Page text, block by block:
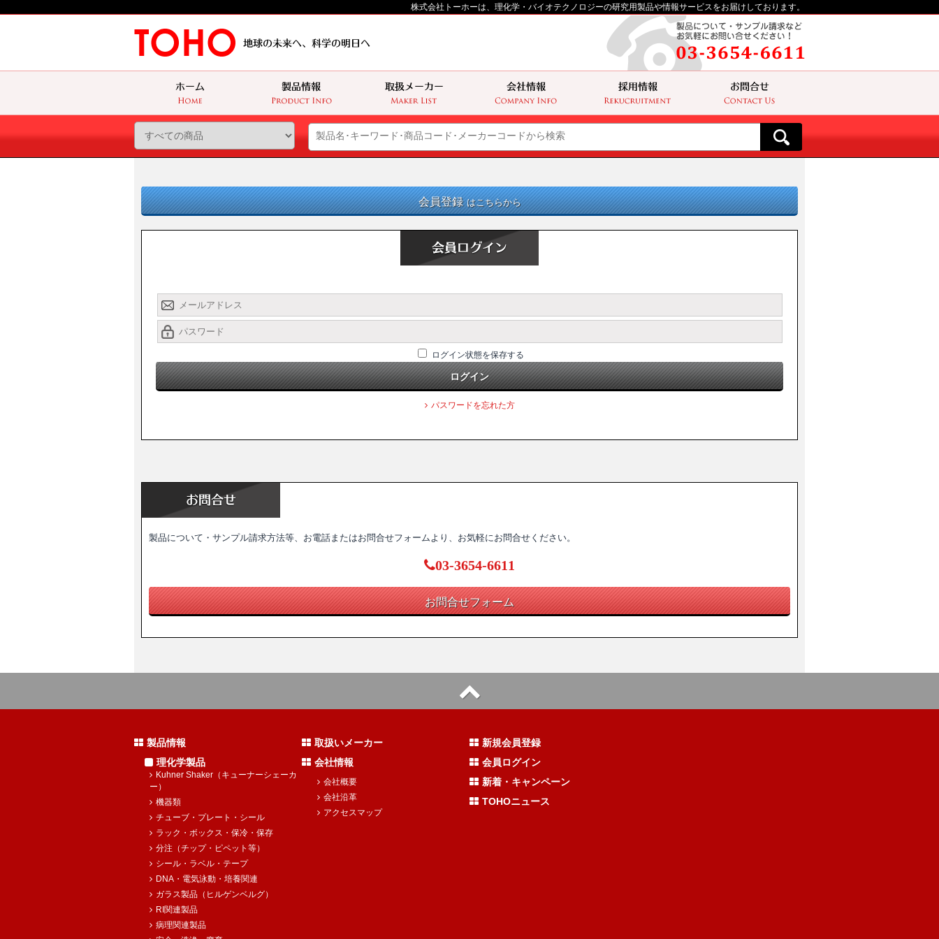
株式会社トーホーは、理化学・バイオテクノロジーの研究用製品や情報サービスをお届けしております。
会員登録 はこちらから
ログイン状態を保存する
ログイン
パスワードを忘れた方
製品について・サンプル請求方法等、お電話またはお問合せフォームより、お気軽にお問合せください。
03-3654-6611
お問合せフォーム
製品情報
理化学製品
Kuhner Shaker（キューナーシェーカ
ー）
機器類
チューブ・プレート・シール
ラック・ボックス・保冷・保存
分注（チップ・ピペット等）
シール・ラベル・テープ
DNA・電気泳動・培養関連
ガラス製品（ヒルゲンベルグ）
RI関連製品
病理関連製品
取扱いメーカー
会社情報
会社概要
会社沿革
アクセスマップ
新規会員登録
会員ログイン
新着・キャンペーン
TOHOニュース